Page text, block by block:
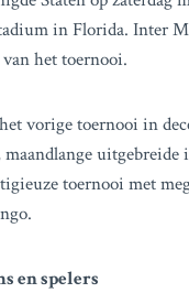
in Florida. Inter
het toernooi.
vorige toernooi in
toernooi met
en spelers